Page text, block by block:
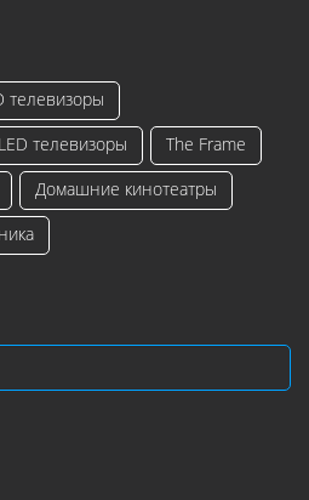
телевизоры
телевизоры
The Frame
Домашние кинотеатры